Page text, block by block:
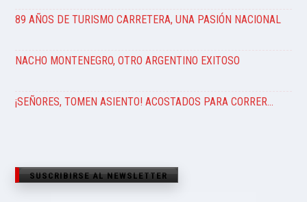
89 AÑOS DE TURISMO CARRETERA, UNA PASIÓN NACIONAL
NACHO MONTENEGRO, OTRO ARGENTINO EXITOSO
¡SEÑORES, TOMEN ASIENTO! ACOSTADOS PARA CORRER…
SUSCRIBIRSE AL NEWSLETTER